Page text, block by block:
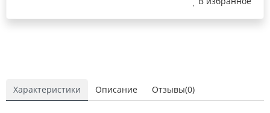
Характеристики Описание Отзывы(0)